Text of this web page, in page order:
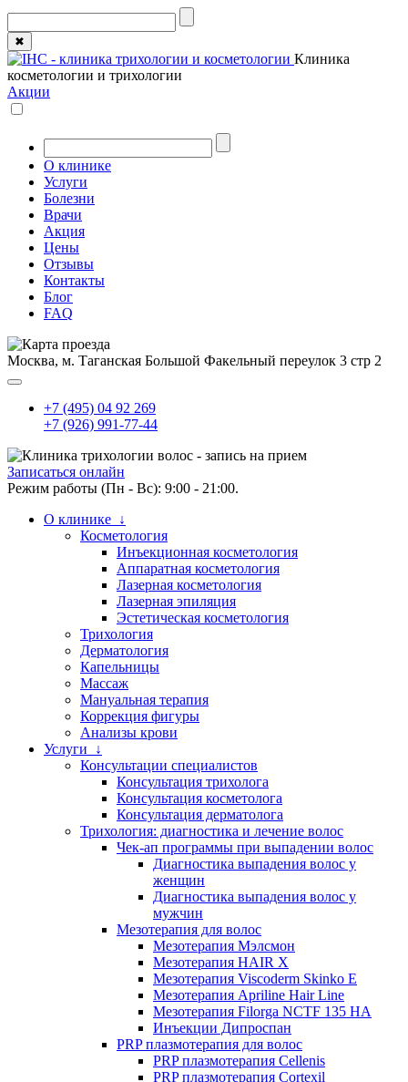
✖
Клиника
косметологии и трихологии
Акции
О клинике
Услуги
Болезни
Врачи
Акция
Цены
Отзывы
Контакты
Блог
FAQ
Москва, м. Таганская Большой Факельный переулок 3 стр 2
+7 (495) 04 92 269
+7 (926) 991-77-44
Записаться онлайн
Режим работы (Пн - Вс): 9:00 - 21:00.
О клинике ↓
Косметология
Инъекционная косметология
Аппаратная косметология
Лазерная косметология
Лазерная эпиляция
Эстетическая косметология
Трихология
Дерматология
Капельницы
Массаж
Мануальная терапия
Коррекция фигуры
Анализы крови
Услуги ↓
Консультации специалистов
Консультация трихолога
Консультация косметолога
Консультация дерматолога
Трихология: диагностика и лечение волос
Чек-ап программы при выпадении волос
Диагностика выпадения волос у
женщин
Диагностика выпадения волос у
мужчин
Мезотерапия для волос
Мезотерапия Мэлсмон
Мезотерапия HAIR X
Мезотерапия Viscoderm Skinko E
Мезотерапия Apriline Hair Line
Мезотерапия Filorga NCTF 135 HA
Инъекции Дипроспан
PRP плазмотерапия для волос
PRP плазмотерапия Cellenis
PRP плазмотерапия Cortexil